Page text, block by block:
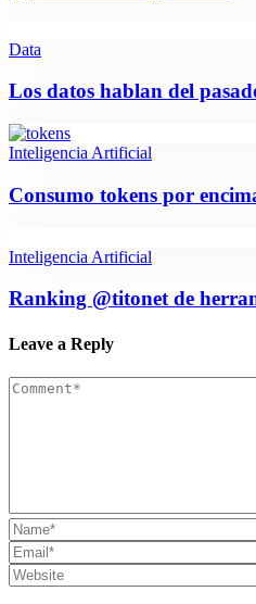
Data
Los datos hablan del
Inteligencia Artificial
Consumo tokens por
Inteligencia Artificial
Ranking @titonet de
Leave a Reply